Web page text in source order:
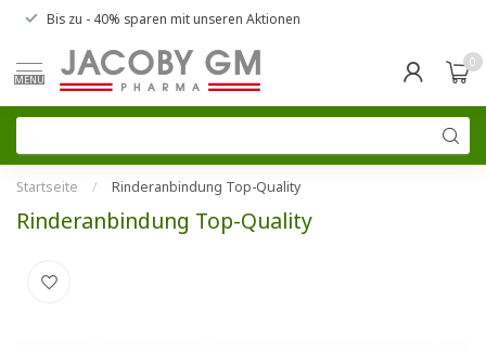
Bis zu - 40% sparen mit unseren Aktionen
MENU
0
Startseite / Rinderanbindung Top-Quality
Rinderanbindung Top-Quality